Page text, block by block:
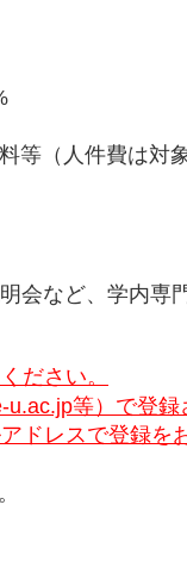
等（人件費は対象
会など、学内専
ださい。
等）で登録
ドレスで登録を